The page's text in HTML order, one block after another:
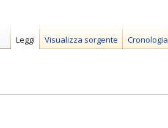
Leggi Visualizza sorgente Cronologia